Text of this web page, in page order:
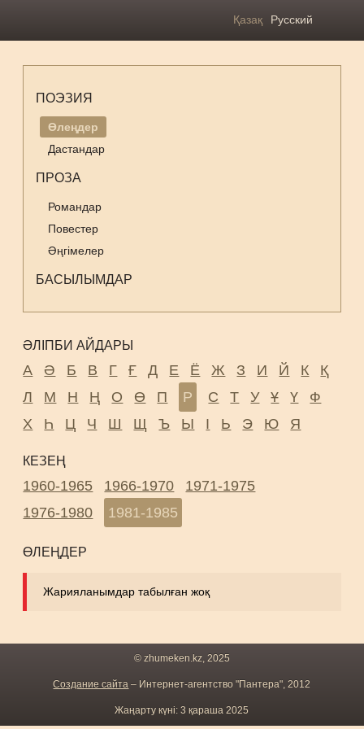
Қазақ Русский
ПОЭЗИЯ
Өлеңдер
Дастандар
ПРОЗА
Романдар
Повестер
Әңгімелер
БАСЫЛЫМДАР
ӘЛІПБИ АЙДАРЫ
А Ә Б В Г Ғ Д Е Ё Ж З И Й К
Қ
Л
М Н Ң О Ө П Р С Т У Ұ Ү
Ф
Х
Һ Ц Ч Ш Щ Ъ Ы І Ь Э Ю Я
КЕЗЕҢ
1960-1965 1966-1970
1971-1975
1976-1980
1981-1985
ӨЛЕҢДЕР
Жарияланымдар табылған жоқ
© zhumeken.kz, 2025
Создание сайта – Интернет-агентство "Пантера", 2012
Жаңарту күні: 3 қараша 2025